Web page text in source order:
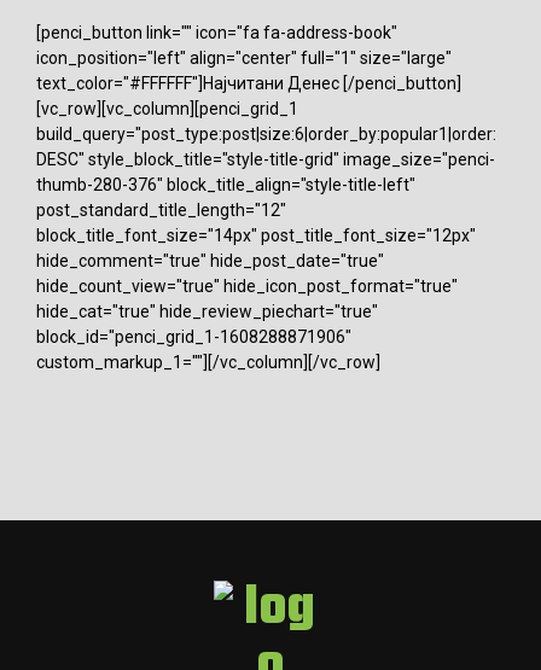
[penci_button link="" icon="fa fa-address-book"
icon_position="left" align="center" full="1" size="large"
text_color="#FFFFFF"]Најчитани Денес [/penci_button]
[vc_row][vc_column][penci_grid_1
build_query="post_type:post|size:6|order_by:popular1|order:
DESC" style_block_title="style-title-grid" image_size="penci-
thumb-280-376" block_title_align="style-title-left"
post_standard_title_length="12"
block_title_font_size="14px" post_title_font_size="12px"
hide_comment="true" hide_post_date="true"
hide_count_view="true" hide_icon_post_format="true"
hide_cat="true" hide_review_piechart="true"
block_id="penci_grid_1-1608288871906"
custom_markup_1=""][/vc_column][/vc_row]